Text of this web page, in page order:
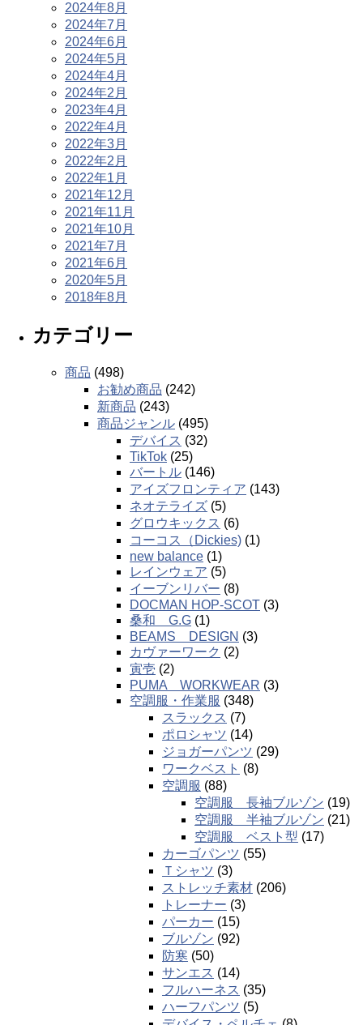
2024年8月
2024年7月
2024年6月
2024年5月
2024年4月
2024年2月
2023年4月
2022年4月
2022年3月
2022年2月
2022年1月
2021年12月
2021年11月
2021年10月
2021年7月
2021年6月
2020年5月
2018年8月
カテゴリー
商品 (498)
お勧め商品 (242)
新商品 (243)
商品ジャンル (495)
デバイス (32)
TikTok (25)
バートル (146)
アイズフロンティア (143)
ネオテライズ (5)
グロウキックス (6)
コーコス（Dickies) (1)
new balance (1)
レインウェア (5)
イーブンリバー (8)
DOCMAN HOP-SCOT (3)
桑和 G.G (1)
BEAMS DESIGN (3)
カヴァーワーク (2)
寅壱 (2)
PUMA WORKWEAR (3)
空調服・作業服 (348)
スラックス (7)
ポロシャツ (14)
ジョガーパンツ (29)
ワークベスト (8)
空調服 (88)
空調服 長袖ブルゾン (19)
空調服 半袖ブルゾン (21)
空調服 ベスト型 (17)
カーゴパンツ (55)
Ｔシャツ (3)
ストレッチ素材 (206)
トレーナー (3)
パーカー (15)
ブルゾン (92)
防寒 (50)
サンエス (14)
フルハーネス (35)
ハーフパンツ (5)